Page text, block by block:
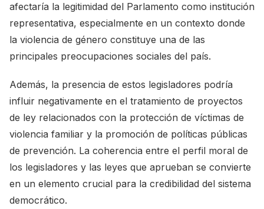
afectaría la legitimidad del Parlamento como institución
representativa, especialmente en un contexto donde
la violencia de género constituye una de las
principales preocupaciones sociales del país.
Además, la presencia de estos legisladores podría
influir negativamente en el tratamiento de proyectos
de ley relacionados con la protección de víctimas de
violencia familiar y la promoción de políticas públicas
de prevención. La coherencia entre el perfil moral de
los legisladores y las leyes que aprueban se convierte
en un elemento crucial para la credibilidad del sistema
democrático.